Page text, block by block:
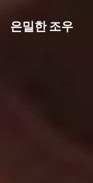
은밀한 조우